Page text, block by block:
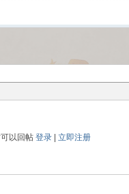
以回帖 登录| 立即注册